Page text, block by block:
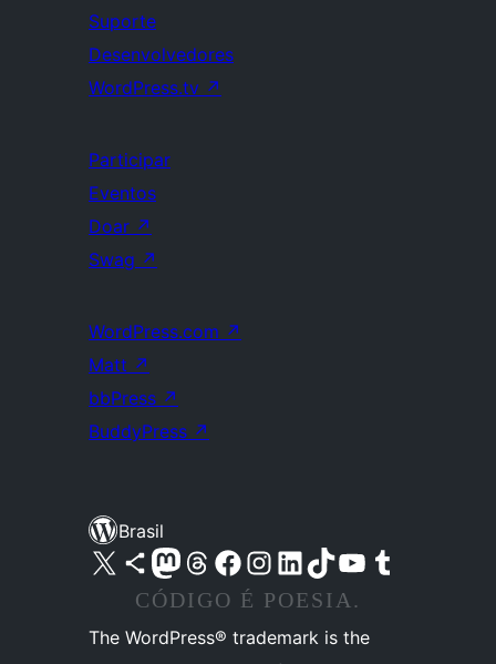
Suporte
Desenvolvedores
WordPress.tv ↗
Participar
Eventos
Doar ↗
Swag ↗
WordPress.com ↗
Matt ↗
bbPress ↗
BuddyPress ↗
Brasil
Acessar nossa conta do X (antigo Twitter)
Acessar nossa conta do Bluesky
Acessar nossa conta do Mastodon
Acessar nossa conta do Threads
Acessar nossa página do Facebook
Acessar nossa conta do Instagram
Acessar nossa conta do LinkedIn
Acessar nossa conta do TikTok
Acessar nosso canal do YouTube
Acessar nossa conta no Tumblr
CÓDIGO É POESIA.
The WordPress® trademark is the